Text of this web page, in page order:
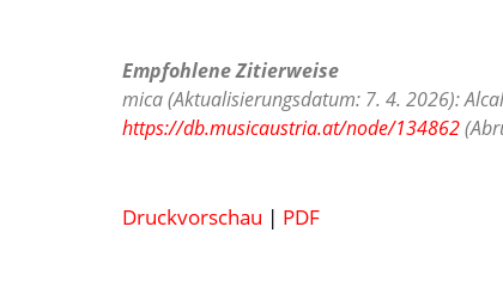
Empfohlene Zitierweise
mica (Aktualisierungsdatum: 7. 4. 2026):
https://db.musicaustria.at/node/134862
Druckvorschau | PDF